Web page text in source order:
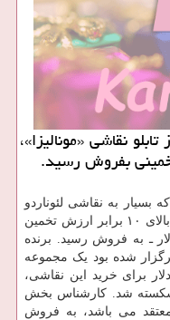
نقاشی «مونالیزا»،
بفروش رسید.
بسیار به نقاشی لئوناردو
داوینچی شباهت دارد، در یک حراجی به بالای ۱۰ برابر ارزش تخمین
قیمت ۳.۴ میلیون دلار ـ به فروش رسید. برنده
شده بود یک مجموعه
با پرداخت ۳.۴ میلیون دلار برای خرید این نقاشی،
شکسته شد. کارشناس بخش
معتقد می باشد، به فروش